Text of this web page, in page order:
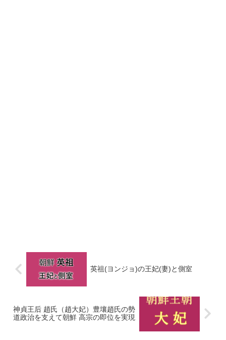
英祖(ヨンジョ)の王妃(妻)と側室
神貞王后 趙氏（趙大妃）豊壤趙氏の勢
道政治を支えて朝鮮 高宗の即位を実現